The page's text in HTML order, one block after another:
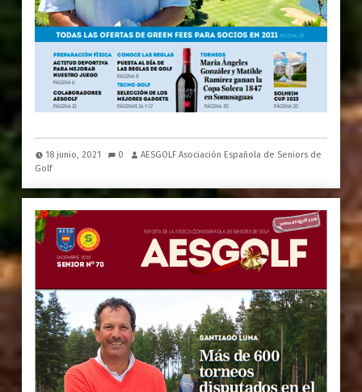
18 junio, 2021 0
AESGOLF Asociación Española de Seniors de
Golf